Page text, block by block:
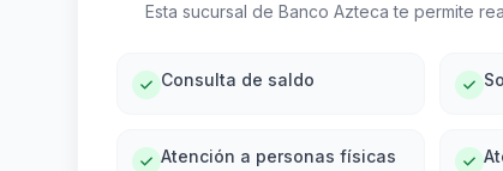
Esta sucursal de Banco Azteca te permite
Consulta de saldo
Atención a personas físicas